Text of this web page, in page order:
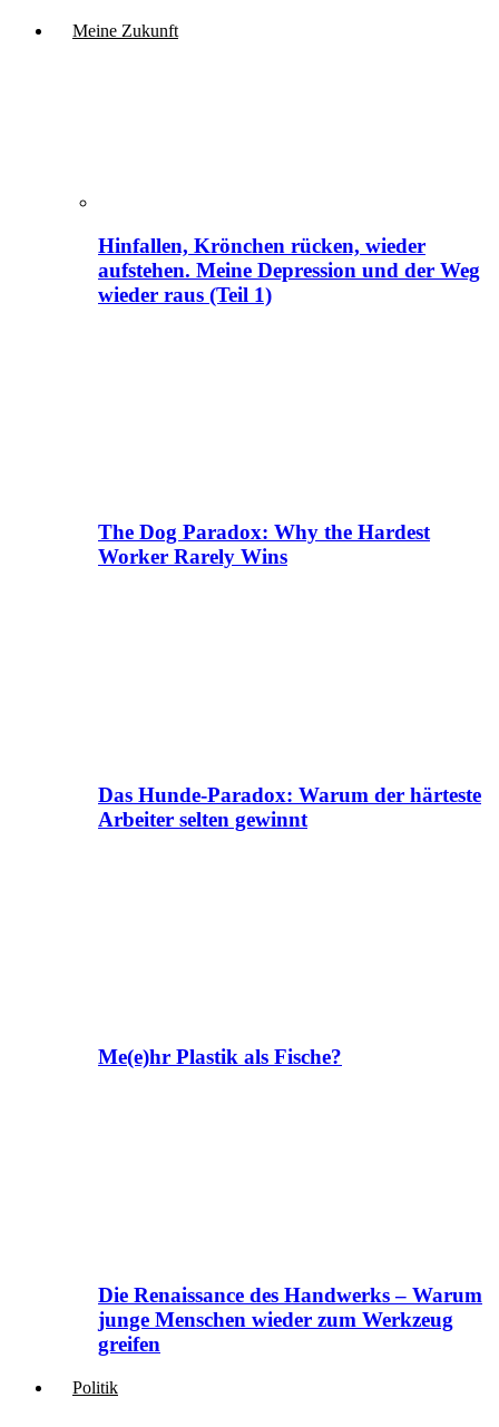
Meine Zukunft
Hinfallen, Krönchen rücken, wieder
aufstehen. Meine Depression und der Weg
wieder raus (Teil 1)
The Dog Paradox: Why the Hardest
Worker Rarely Wins
Das Hunde-Paradox: Warum der härteste
Arbeiter selten gewinnt
Me(e)hr Plastik als Fische?
Die Renaissance des Handwerks – Warum
junge Menschen wieder zum Werkzeug
greifen
Politik